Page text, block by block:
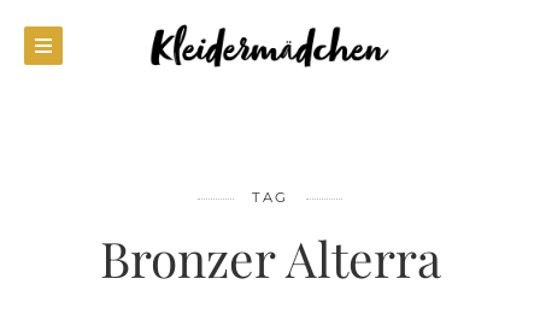
TAG
Bronzer Alterra